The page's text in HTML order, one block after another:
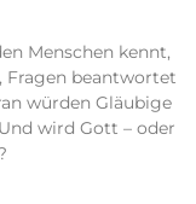
Menschen kennt,
Fragen beantwortet
würden Gläubige
wird Gott – oder